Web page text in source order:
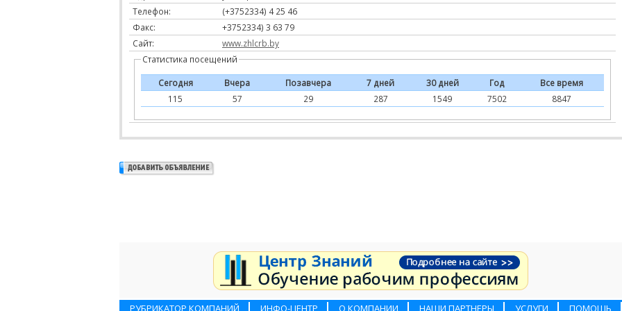
Телефон:
(+3752334) 4 25 46
Факс:
+3752334) 3 63 79
Сайт:
www.zhlcrb.by
Статистика посещений
Сегодня Вчера Позавчера 7 дней 30 дней Год
Все время
115
57 29 287 1549 7502 8847
РУБРИКАТОР КОМПАНИЙ ИНФО-ЦЕНТР О КОМПАНИИ НАШИ ПАРТНЕРЫ УСЛУГИ ПОМОЩЬ